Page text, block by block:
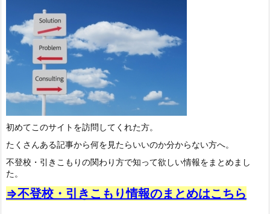
初めてこのサイトを訪問してくれた方。
たくさんある記事から何を見たらいいのか分からない方へ。
不登校・引きこもりの関わり方で知って欲しい情報をまとめまし
た。
⇒不登校・引きこもり情報のまとめはこちら